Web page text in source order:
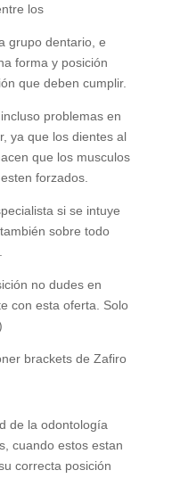
los
grupo dentario, e
forma y posición
que deben cumplir.
problemas en
ya que los dientes al
que los musculos
forzados.
si se intuye
sobre todo
no dudes en
con esta oferta. Solo
brackets de Zafiro
de la odontología
cuando estos estan
correcta posición